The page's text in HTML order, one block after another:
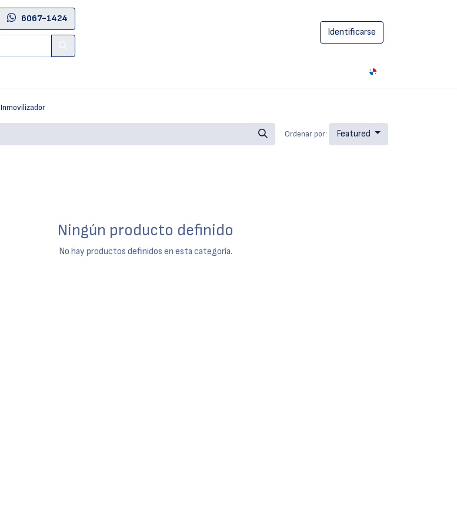
6067-1424
Identificarse
Inmovilizador
Ordenar por: Featured
Ningún producto definido
No hay productos definidos en esta categoría.